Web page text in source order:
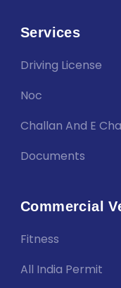
Services
Driving License
Noc
Challan And E
Documents
Commercial
Fitness
All India Permit